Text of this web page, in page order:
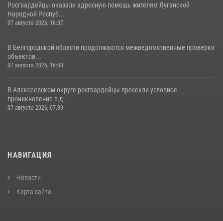
Росгвардейцы оказали адресную помощь жителям Луганской
Народной Респуб...
07 августа 2026, 16:37
В Белгородской области продолжаются межведомственные проверки
объектов...
07 августа 2026, 16:08
В Алексеевском округе росгвардейцы пресекли условное
проникновение в д...
07 августа 2026, 07:39
НАВИГАЦИЯ
Новости
Карта сайта